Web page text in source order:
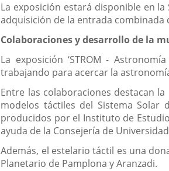
La exposición estará disponible en
adquisición de la entrada combinada
Colaboraciones y desarrollo de la
La exposición ‘STROM -
trabajando para acercar la
Entre las colaboraciones destacan
modelos táctiles del Sistema Solar
producidos por el Instituto de
ayuda de la Consejería de
Además, el estelario táctil es una
Planetario de Pamplona y Aranzadi.